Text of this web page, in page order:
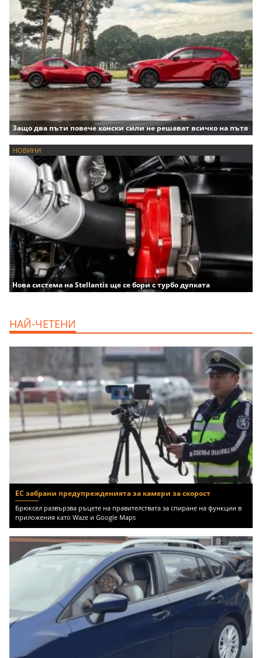
Защо два пъти повече конски сили не решават всичко на пътя
НОВИНИ
Нова система на Stellantis ще се бори с турбо дупката
НАЙ-ЧЕТЕНИ
ЕС забрани предупрежденията за камери за скорост
Брюксел развързва ръцете на правителствата за спиране на функции в
приложения като Waze и Google Maps